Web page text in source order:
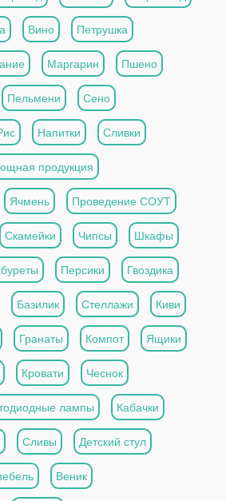
Вино Петрушка
Маргарин Пшено
Пельмени Сено
Напитки Сливки
продукция
Ячмень Проведение СОУТ
Скамейки Чипсы Шкафы
Персики Гвоздика
Базилик Стеллажи Киви
Гранаты Компот Ящики
Кровати Чеснок
лампы Кабачки
Сливы Детский стул
Веник